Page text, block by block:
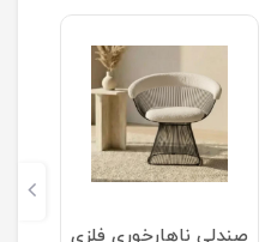
صندلی ناهارخوری فلزی